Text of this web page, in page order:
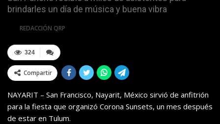
brindarles un día de música y buena vibra
REDACCIÓN QRP
324
Compartir
NAYARIT – San Francisco, Nayarit, México sirvió de anfitrión
para la fiesta que organizó Corona Sunsets, un mes después
de estar en Tulum.